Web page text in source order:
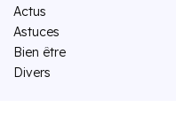
Actus
Astuces
Bien être
Divers